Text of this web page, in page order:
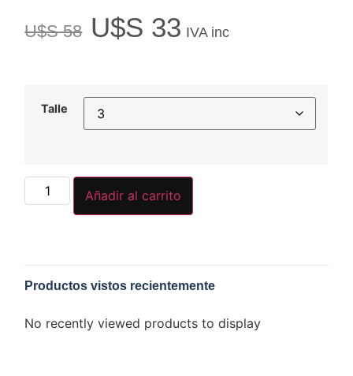
U$S58 U$S 33 IVA inc
Talle
Añadir al carrito
Productos vistos recientemente
No recently viewed products to display